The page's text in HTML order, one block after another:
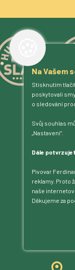
Na Vašem
Stisknutím
poskytovali
o sledování
Svůj souhlas
„Nastavení“.
Dále
Pivovar
reklamy. Proto
naše
Děkujeme za